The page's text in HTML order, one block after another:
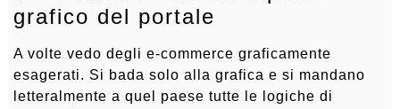
grafico del portale
A volte vedo degli e-commerce graficamente
esagerati. Si bada solo alla grafica e si mandano
letteralmente a quel paese tutte le logiche di